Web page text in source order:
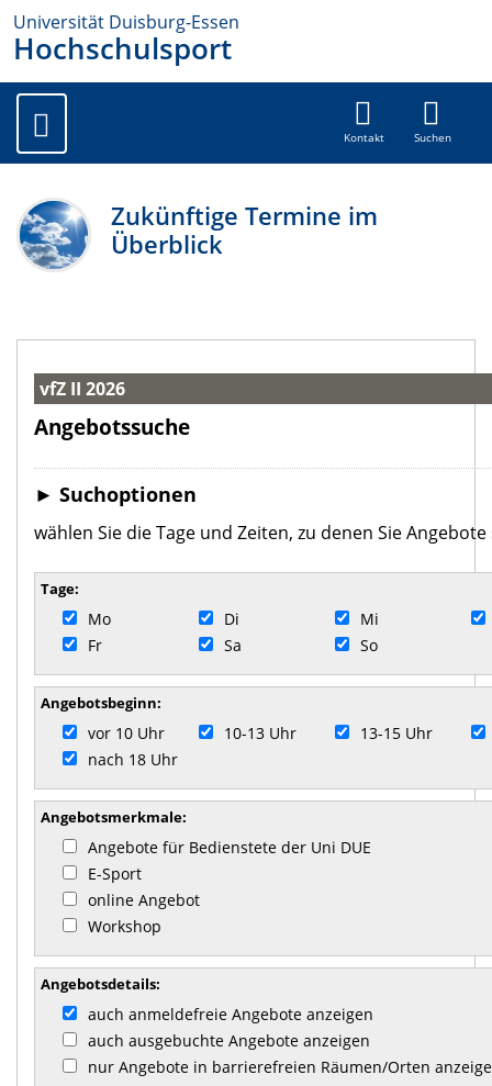
Universität Duisburg-Essen
Hochschulsport
Kontakt Suchen
Zukünftige Termine im
Überblick
vfZ II 2026
Angebotssuche
► Suchoptionen
wählen Sie die Tage und Zeiten, zu denen Sie
Tage:
Mo Di
Mi
Fr
Sa So
Angebotsbeginn:
vor 10 Uhr 10-13 Uhr
13-15 Uhr
nach 18 Uhr
Angebotsmerkmale:
Angebote für Bedienstete der Uni DUE
E-Sport
online Angebot
Workshop
Angebotsdetails:
auch anmeldefreie Angebote anzeigen
auch ausgebuchte Angebote anzeigen
nur Angebote in barrierefreien Räumen/Orten